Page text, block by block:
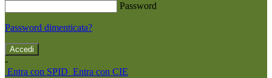
Password
Password dimenticata?
-
Entra con SPID Entra con CIE